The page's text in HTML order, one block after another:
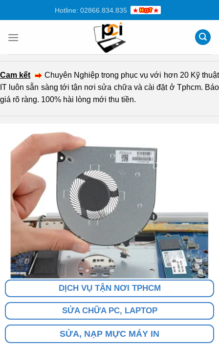
dung
Hotline: 02866.834.835
Cam kết
Chuyên Nghiệp trong phục vụ với hơn 20 Kỹ thuật
IT luôn sẵn sàng tới tận nơi sửa chữa và cài đặt ở Tphcm. Báo
giá rõ ràng. 100% hài lòng mới thu tiền.
DỊCH VỤ TẬN NƠI TPHCM
SỬA CHỮA PC, LAPTOP
SỬA, NẠP MỰC MÁY IN